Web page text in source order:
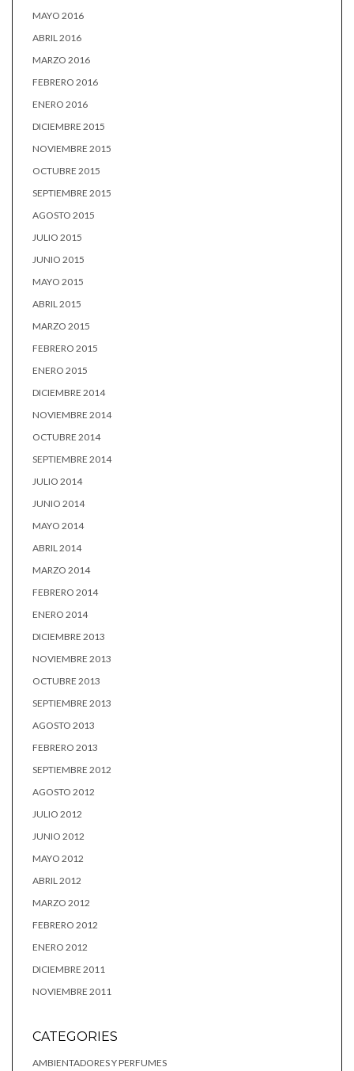
MAYO 2016
ABRIL 2016
MARZO 2016
FEBRERO 2016
ENERO 2016
DICIEMBRE 2015
NOVIEMBRE 2015
OCTUBRE 2015
SEPTIEMBRE 2015
AGOSTO 2015
JULIO 2015
JUNIO 2015
MAYO 2015
ABRIL 2015
MARZO 2015
FEBRERO 2015
ENERO 2015
DICIEMBRE 2014
NOVIEMBRE 2014
OCTUBRE 2014
SEPTIEMBRE 2014
JULIO 2014
JUNIO 2014
MAYO 2014
ABRIL 2014
MARZO 2014
FEBRERO 2014
ENERO 2014
DICIEMBRE 2013
NOVIEMBRE 2013
OCTUBRE 2013
SEPTIEMBRE 2013
AGOSTO 2013
FEBRERO 2013
SEPTIEMBRE 2012
AGOSTO 2012
JULIO 2012
JUNIO 2012
MAYO 2012
ABRIL 2012
MARZO 2012
FEBRERO 2012
ENERO 2012
DICIEMBRE 2011
NOVIEMBRE 2011
CATEGORIES
AMBIENTADORES Y PERFUMES